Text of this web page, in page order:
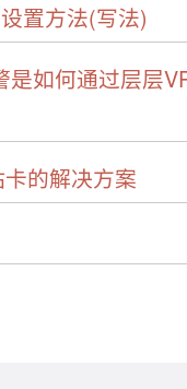
置方法(写法)
是如何通过层层
的解决方案